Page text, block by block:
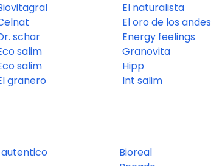
schar
salim
salim
granero
El naturalista
El oro de los andes
Energy feelings
Granovita
Hipp
Int salim
Bioreal